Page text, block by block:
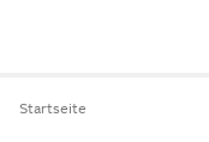
Startseite